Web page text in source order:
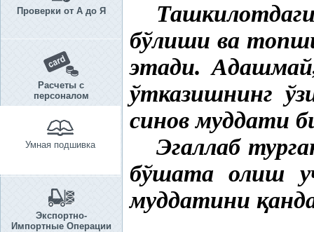
Проверки от А до Я
Расчеты с
персоналом
Умная подшивка
Экспортно-
Импортные Операции
бўлиши ва
этади.
ўтказишнинг
синов муддати
Эгаллаб
бўшата олиш
муддатини қ